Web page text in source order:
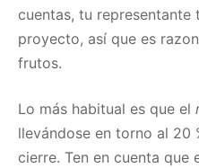
cuentas, tu
proyecto, así que es
frutos.
Lo más habitual es que el
llevándose en torno al 20
cierre. Ten en cuenta que